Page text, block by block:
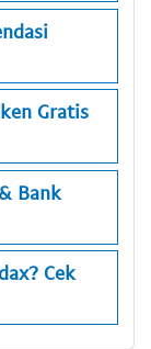
Gratis
Bank
Cek